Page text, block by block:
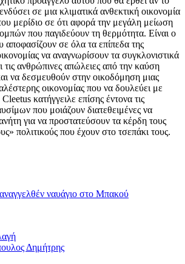
σε μια κλιματικά ανθεκτική οικονομία
μερίδιο σε ότι αφορά την μεγάλη μείωση
που παγιδεύουν τη θερμότητα. Είναι ο
αποφασίζουν σε όλα τα επίπεδα της
να αναγνωρίσουν τα συγκλονιστικά
τις ανθρώπινες απώλειες από την καύση
να δεσμευθούν στην οικοδόμηση μιας
οικονομίας που να δουλεύει με
κατήγγειλε επίσης έντονα τις
που μοιάζουν διατεθειμένες να
για να προστατεύσουν τα κέρδη τους
πολιτικούς που έχουν στο τσεπάκι τους.
ναυάγιο στο Μπακού
Δημήτρης